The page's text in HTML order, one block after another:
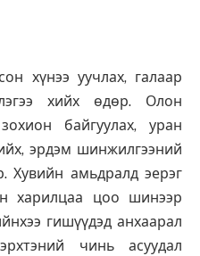
хүнээ уучлах, галаар
хийх өдөр. Олон
байгуулах, уран
эрдэм шинжилгээний
амьдралд эерэг
харилцаа цоо шинээр
гишүүдэд анхаарал
чинь асуудал